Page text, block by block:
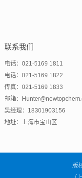
联系我们
电话：021-5169 1811
电话：021-5169 1822
传真：021-5169 1833
邮箱：
吴经理：18301903156
地址：上海市宝山区
版